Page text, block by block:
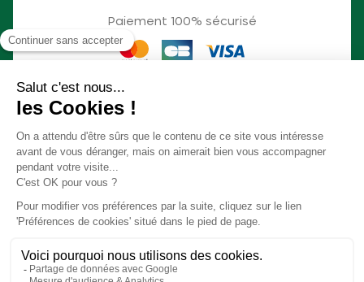
Paiement 100% sécurisé
Conditions générales de ventes
Mentions légales